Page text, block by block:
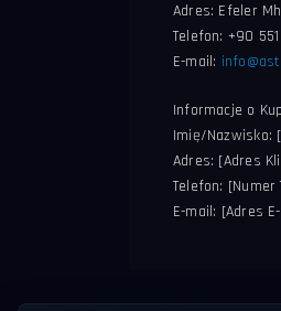
Adres: Efeler
Telefon: +90
E-mail:
Informacje o
Imię/Nazwisko:
Adres: [Adres
Telefon:
E-mail: [Adres